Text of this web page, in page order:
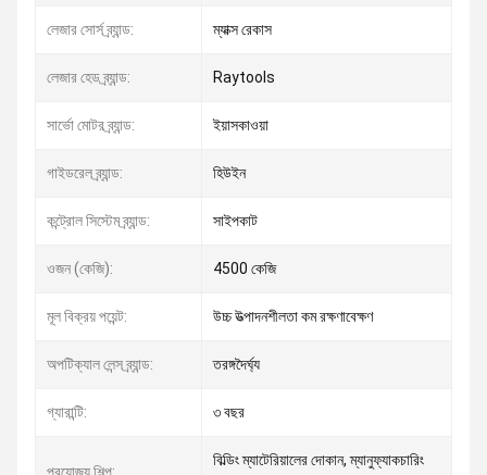
লেজার সোর্স ব্র্যান্ড: ম্যাক্স রেকাস
লেজার হেড ব্র্যান্ড: Raytools
সার্ভো মোটর ব্র্যান্ড: ইয়াসকাওয়া
গাইডরেল ব্র্যান্ড: হিউইন
কন্ট্রোল সিস্টেম ব্র্যান্ড: সাইপকাট
ওজন (কেজি): 4500 কেজি
মূল বিক্রয় পয়েন্ট: উচ্চ উত্পাদনশীলতা কম রক্ষণাবেক্ষণ
অপটিক্যাল লেন্স ব্র্যান্ড: তরঙ্গদৈর্ঘ্য
গ্যারান্টি: ৩ বছর
বিল্ডিং ম্যাটেরিয়ালের দোকান, ম্যানুফ্যাকচারিং